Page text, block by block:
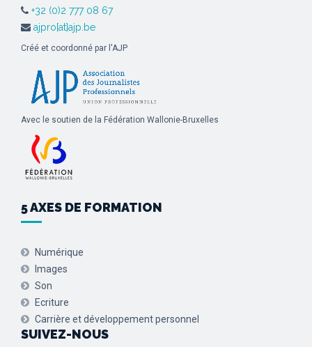
+32 (0)2 777 08 67
ajpro[at]ajp.be
Créé et coordonné par l'AJP
Avec le soutien de la Fédération Wallonie-Bruxelles
5 AXES DE FORMATION
Numérique
Images
Son
Ecriture
Carrière et développement personnel
SUIVEZ-NOUS